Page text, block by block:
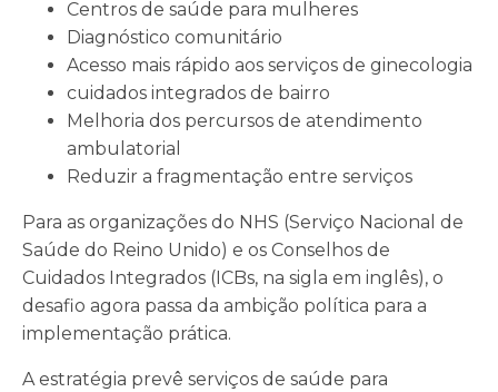
Centros de saúde para mulheres
Diagnóstico comunitário
Acesso mais rápido aos serviços de ginecologia
cuidados integrados de bairro
Melhoria dos percursos de atendimento
ambulatorial
Reduzir a fragmentação entre serviços
Para as organizações do NHS (Serviço Nacional de
Saúde do Reino Unido) e os Conselhos de
Cuidados Integrados (ICBs, na sigla em inglês), o
desafio agora passa da ambição política para a
implementação prática.
A estratégia prevê serviços de saúde para